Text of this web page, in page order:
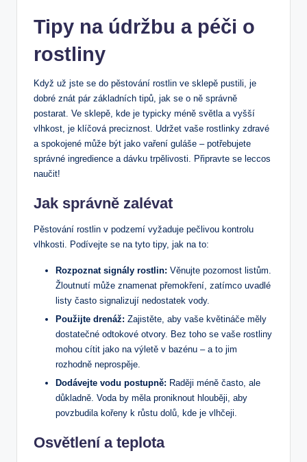
Tipy​ na údržbu a péči ‌o
rostliny
Když už jste se ‍do ⁤pěstování rostlin ve sklepě pustili, je
dobré znát pár ‍základních tipů, jak se ​o ně správně⁣
postarat. Ve sklepě,⁣ kde je typicky ‌méně⁤ světla a vyšší
vlhkost, ⁢je klíčová preciznost. Udržet vaše rostlinky zdravé
a spokojené ‌může být jako vaření⁢ guláše – potřebujete
správné ingredience a dávku⁤ trpělivosti. Připravte se leccos
naučit!
Jak správně ‍zalévat
Pěstování rostlin v podzemí vyžaduje pečlivou kontrolu
‌vlhkosti. Podívejte se na tyto tipy, jak na to:
Rozpoznat signály rostlin: Věnujte pozornost​ listům.
Žloutnutí může znamenat‌ přemokření, zatímco uvadlé
listy často signalizují ‍nedostatek vody.
Použijte drenáž: Zajistěte, aby vaše květináče měly
dostatečné odtokové‌ otvory. Bez toho se⁣ vaše‌ rostliny
‍mohou cítit jako na výletě v bazénu – a to jim
rozhodně neprospěje.
Dodávejte vodu postupně: Raději méně často, ale
důkladně. Voda by měla proniknout hlouběji, ⁢aby
povzbudila kořeny k růstu dolů, kde je vlhčeji.
Osvětlení a teplota